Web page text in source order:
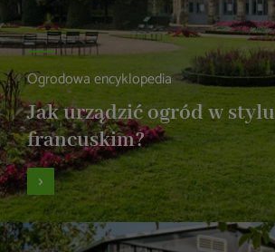
Ogrodowa encyklopedia
Jak urządzić ogród w stylu
francuskim?